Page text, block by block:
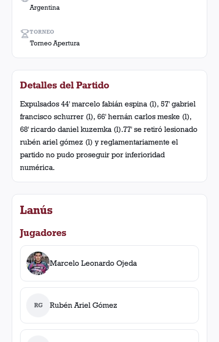
TORNEO
Torneo Apertura
Argentina
Detalles del Partido
Expulsados 44' marcelo fabián espina (l), 57' gabriel
francisco schurrer (l), 66' hernán carlos meske (l),
68' ricardo daniel kuzemka (l).77' se retiró lesionado
rubén ariel gómez (l) y reglamentariamente el
partido no pudo proseguir por inferioridad
numérica.
Lanús
Jugadores
Marcelo Leonardo Ojeda
RG Rubén Ariel Gómez